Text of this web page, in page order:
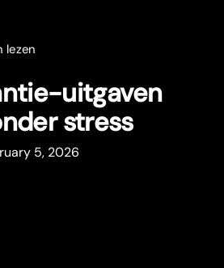
lezen
uitgaven
stress
5, 2026